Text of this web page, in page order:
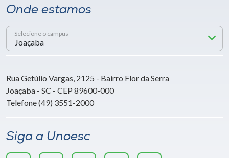
Onde estamos
Selecione o campus
Rua Getúlio Vargas, 2125 - Bairro Flor da Serra
Joaçaba - SC - CEP 89600-000
Telefone (49) 3551-2000
Siga a Unoesc